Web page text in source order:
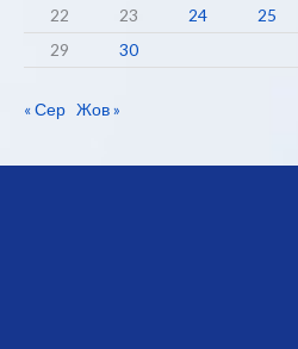
22
23 24 25
29
30
« Сер Жов »